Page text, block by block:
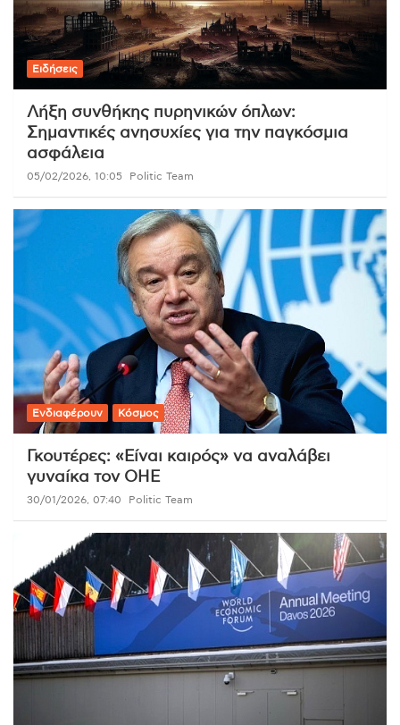
Ειδήσεις
Λήξη συνθήκης πυρηνικών όπλων:
Σημαντικές ανησυχίες για την παγκόσμια
ασφάλεια
05/02/2026, 10:05 Politic Team
Ενδιαφέρουν Κόσμος
Γκουτέρες: «Είναι καιρός» να αναλάβει
γυναίκα τον ΟΗΕ
30/01/2026, 07:40 Politic Team